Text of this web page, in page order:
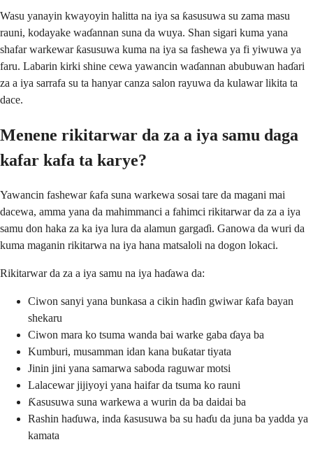
Wasu yanayin kwayoyin halitta na iya sa ƙasusuwa su zama masu
rauni, kodayake waɗannan suna da wuya. Shan sigari kuma yana
shafar warkewar ƙasusuwa kuma na iya sa fashewa ya fi yiwuwa ya
faru. Labarin kirki shine cewa yawancin waɗannan abubuwan haɗari
za a iya sarrafa su ta hanyar canza salon rayuwa da kulawar likita ta
dace.
Menene rikitarwar da za a iya samu daga
kafar kafa ta karye?
Yawancin fashewar ƙafa suna warkewa sosai tare da magani mai
dacewa, amma yana da mahimmanci a fahimci rikitarwar da za a iya
samu don haka za ka iya lura da alamun gargaɗi. Ganowa da wuri da
kuma maganin rikitarwa na iya hana matsaloli na dogon lokaci.
Rikitarwar da za a iya samu na iya haɗawa da:
Ciwon sanyi yana bunkasa a cikin haɗin gwiwar ƙafa bayan
shekaru
Ciwon mara ko tsuma wanda bai warke gaba ɗaya ba
Kumburi, musamman idan kana buƙatar tiyata
Jinin jini yana samarwa saboda raguwar motsi
Lalacewar jijiyoyi yana haifar da tsuma ko rauni
Ƙasusuwa suna warkewa a wurin da ba daidai ba
Rashin haɗuwa, inda ƙasusuwa ba su haɗu da juna ba yadda ya
kamata